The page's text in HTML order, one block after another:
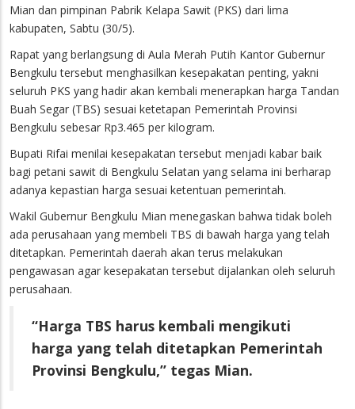
Mian dan pimpinan Pabrik Kelapa Sawit (PKS) dari lima
kabupaten, Sabtu (30/5).
Rapat yang berlangsung di Aula Merah Putih Kantor Gubernur
Bengkulu tersebut menghasilkan kesepakatan penting, yakni
seluruh PKS yang hadir akan kembali menerapkan harga Tandan
Buah Segar (TBS) sesuai ketetapan Pemerintah Provinsi
Bengkulu sebesar Rp3.465 per kilogram.
Bupati Rifai menilai kesepakatan tersebut menjadi kabar baik
bagi petani sawit di Bengkulu Selatan yang selama ini berharap
adanya kepastian harga sesuai ketentuan pemerintah.
Wakil Gubernur Bengkulu Mian menegaskan bahwa tidak boleh
ada perusahaan yang membeli TBS di bawah harga yang telah
ditetapkan. Pemerintah daerah akan terus melakukan
pengawasan agar kesepakatan tersebut dijalankan oleh seluruh
perusahaan.
“Harga TBS harus kembali mengikuti
harga yang telah ditetapkan Pemerintah
Provinsi Bengkulu,” tegas Mian.